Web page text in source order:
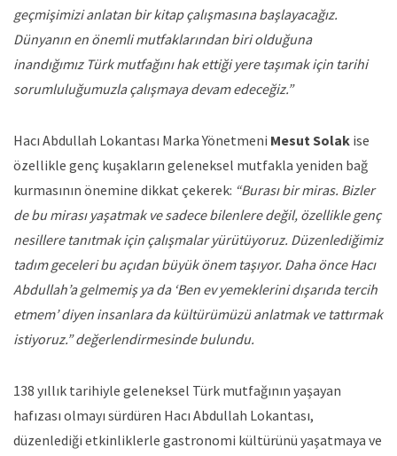
geçmişimizi anlatan bir kitap çalışmasına başlayacağız.
Dünyanın en önemli mutfaklarından biri olduğuna
inandığımız Türk mutfağını hak ettiği yere taşımak için tarihi
sorumluluğumuzla çalışmaya devam edeceğiz.”
Hacı Abdullah Lokantası Marka Yönetmeni Mesut Solak ise
özellikle genç kuşakların geleneksel mutfakla yeniden bağ
kurmasının önemine dikkat çekerek: “Burası bir miras. Bizler
de bu mirası yaşatmak ve sadece bilenlere değil, özellikle genç
nesillere tanıtmak için çalışmalar yürütüyoruz. Düzenlediğimiz
tadım geceleri bu açıdan büyük önem taşıyor. Daha önce Hacı
Abdullah’a gelmemiş ya da ‘Ben ev yemeklerini dışarıda tercih
etmem’ diyen insanlara da kültürümüzü anlatmak ve tattırmak
istiyoruz.” değerlendirmesinde bulundu.
138 yıllık tarihiyle geleneksel Türk mutfağının yaşayan
hafızası olmayı sürdüren Hacı Abdullah Lokantası,
düzenlediği etkinliklerle gastronomi kültürünü yaşatmaya ve